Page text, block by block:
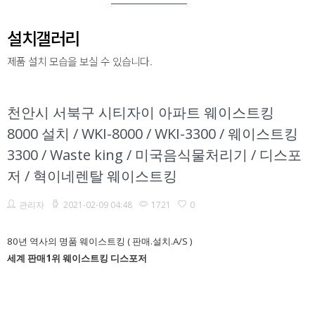
설치갤러리
제품 설치 모습을 보실 수 있습니다.
천안시 서북구 시티자이 아파트 웨이스트킹
8000 설치 / WKI-8000 / WKI-3300 / 웨이스트킹
3300 / Waste king / 미국음식물처리기 / 디스포
저 / 혁이네렌탈 웨이스트킹
관리자 2021-02-09 04:48 1721 0
80년 역사의 명품 웨이스트킹 ( 판매.설치.A/S )
세계 판매1위 웨이스트킹 디스포저